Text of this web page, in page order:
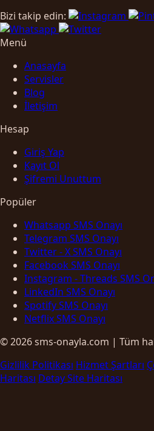
Bizi takip edin:
Menü
Anasayfa
Servisler
Blog
İletişim
Hesap
Giriş Yap
Kayıt Ol
Şifremi Unuttum
Popüler
Whatsapp SMS Onayı
Telegram SMS Onayı
Twitter - X SMS Onayı
Facebook SMS Onayı
Instagram - Threads SMS
LinkedIn SMS Onayı
Spotify SMS Onayı
Netflix SMS Onayı
© 2026 sms-onayla.com | Tüm
Gizlilik Politikası Hizmet Şartları
Haritası Detay Site Haritası